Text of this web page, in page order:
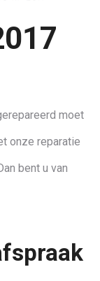
moet
onze reparatie
bent u van